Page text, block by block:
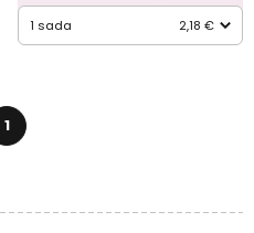
1 sada 2,18 €
1